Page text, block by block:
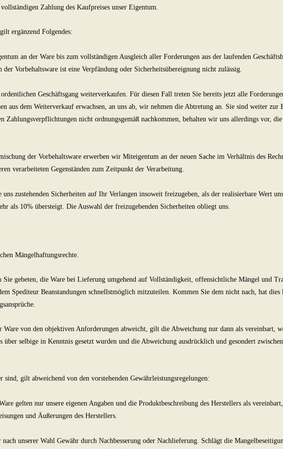
Zahlung des Kaufpreises unser Eigentum.
ergänzend Folgendes:
an der Ware bis zum vollständigen Ausgleich aller Forderungen aus der laufenden
der Vorbehaltsware ist eine Verpfändung oder Sicherheitsübereignung nicht zulässig.
Geschäftsgang weiterverkaufen. Für diesen Fall treten Sie bereits jetzt alle
aus dem Weiterverkauf erwachsen, an uns ab, wir nehmen die Abtretung an. Sie sind weiter zur
Zahlungsverpflichtungen nicht ordnungsgemäß nachkommen, behalten wir uns allerdings vor,
der Vorbehaltsware erwerben wir Miteigentum an der neuen Sache im Verhältnis des
verarbeiteten Gegenständen zum Zeitpunkt der Verarbeitung.
zustehenden Sicherheiten auf Ihr Verlangen insoweit freizugeben, als der realisierbare Wert
als 10% übersteigt. Die Auswahl der freizugebenden Sicherheiten obliegt uns.
Mängelhaftungsrechte.
Sie gebeten, die Ware bei Lieferung umgehend auf Vollständigkeit, offensichtliche Mängel und
Spediteur Beanstandungen schnellstmöglich mitzuteilen. Kommen Sie dem nicht nach, hat
Ware von den objektiven Anforderungen abweicht, gilt die Abweichung nur dann als vereinbart,
über selbige in Kenntnis gesetzt wurden und die Abweichung ausdrücklich und gesondert
sind, gilt abweichend von den vorstehenden Gewährleistungsregelungen:
gelten nur unsere eigenen Angaben und die Produktbeschreibung des Herstellers als
und Äußerungen des Herstellers.
unserer Wahl Gewähr durch Nachbesserung oder Nachlieferung. Schlägt die